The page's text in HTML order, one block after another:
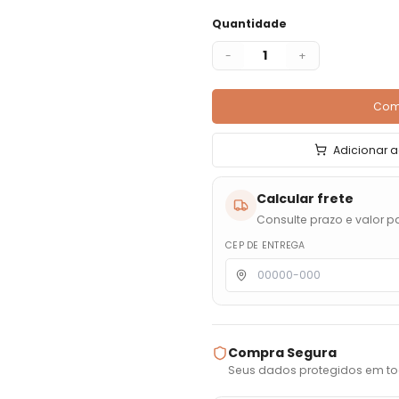
Quantidade
- 1 +
Adicionar
Calcular frete
Consulte prazo e valor
CEP DE ENTREGA
Compra Segura
Seus dados protegidos em